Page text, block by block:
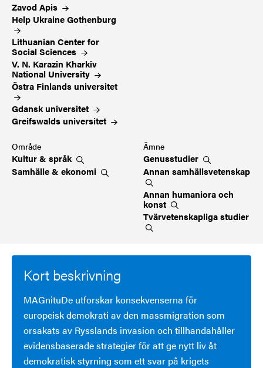
Zavod Apis
Help UkraineGothenburg
Lithuanian Center for
SocialSciences
V. N. Karazin Kharkiv
National University
Östra Finlands universitet
Gdansk universitet
Greifswalds universitet
Område
Kultur & språk
Samhälle & ekonomi
Ämne
Genusstudier
Annan samhällsvetenskap
Annan humaniora och
konst
Tvärvetenskapligastudier
Kort beskrivning
MAGnituDe utforskar konsekvenserna för
europeisk demokrati av den massmigration som
orsakats av Rysslands invasion och tillhandahåller
evidensbaserade strategier för att ge nytt liv åt
demokratisk styrning som ett svar på krigets